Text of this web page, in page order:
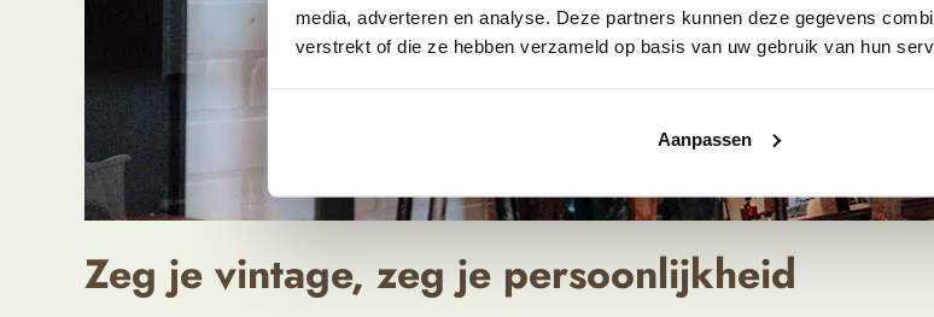
media, adverteren en analyse. Deze partners kunnen deze gegevens
verstrekt of die ze hebben verzameld op basis van uw gebruik van hun
Aanpassen
Zeg je vintage, zeg je persoonlijkheid